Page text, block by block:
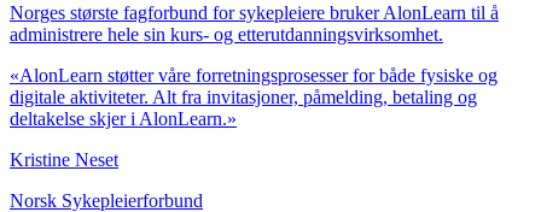
Norges største fagforbund for sykepleiere bruker AlonLearn til å
administrere hele sin kurs- og etterutdanningsvirksomhet.
«AlonLearn støtter våre forretningsprosesser for både fysiske og
digitale aktiviteter. Alt fra invitasjoner, påmelding, betaling og
deltakelse skjer i AlonLearn.»
Kristine Neset
Norsk Sykepleierforbund